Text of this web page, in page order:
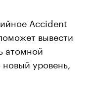
Accident
вывести
атомной
уровень,